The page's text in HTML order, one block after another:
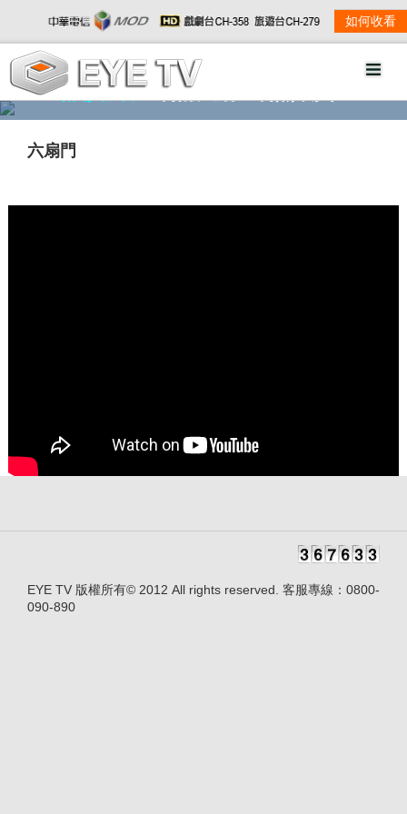
如何收看
精彩影音 劇情大綱
六扇門
EYE TV 版權所有© 2012 All rights reserved. 客服專線：0800-
090-890